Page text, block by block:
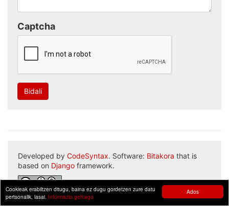
Ados
Cookieak erabiltzen ditugu, baina ez dugu gordetzen zure datu
pertsonalik, lasai. Informazio gehiago
Captcha
Bidali
Developed by CodeSyntax. Software: Bitakora that is
based on Django framework.